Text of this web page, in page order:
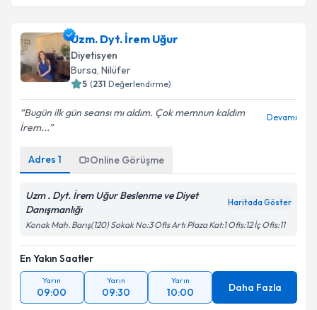
Uzm. Dyt. İrem Uğur
Diyetisyen
Bursa, Nilüfer
5 (231 Değerlendirme)
Bugün ilk gün seansı mı aldım. Çok memnun kaldım
İrem...
Devamı
Adres 1 Online Görüşme
Uzm . Dyt. İrem Uğur Beslenme ve Diyet
Danışmanlığı
Haritada Göster
Konak Mah. Barış(120) Sokak No:3 Ofis Artı Plaza Kat:1 Ofis:12 İç Ofis:11
En Yakın Saatler
Yarın
09:00
Yarın
09:30
Yarın
10:00 Daha Fazla